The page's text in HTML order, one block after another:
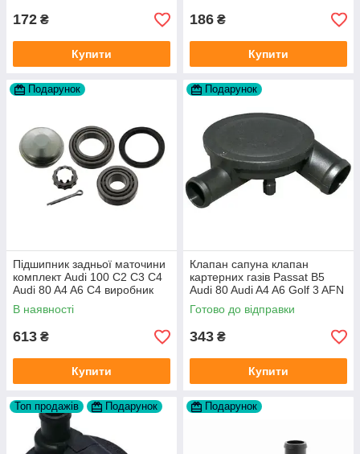
172 ₴
Купити
186 ₴
Купити
Подарунок
Підшипник задньої маточини
комплект Audi 100 C2 C3 C4
Audi 80 A4 A6 C4 виробник
FAG
В наявності
613 ₴
Купити
Подарунок
Клапан сапуна клапан
картерних газів Passat B5
Audi 80 Audi A4 A6 Golf 3 AFN
1Y AAZ 1Z AFF AEY AAZ AHB
AHU
Готово до відправки
343 ₴
Купити
Топ продажів Подарунок Подарунок